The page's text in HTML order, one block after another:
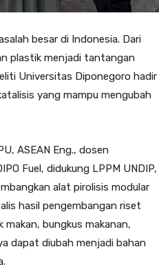
besar di Indonesia. Dari
plastik menjadi tantangan
Universitas Diponegoro hadir
yang mampu mengubah
ASEAN Eng., dosen
Fuel, didukung LPPM UNDIP,
alat pirolisis modular
hasil pengembangan riset
bungkus makanan,
dapat diubah menjadi bahan